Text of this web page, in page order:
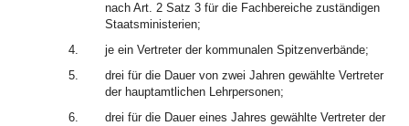
nach Art. 2 Satz 3 für die Fachbereiche zuständigen
Staatsministerien;
4.
je ein Vertreter der kommunalen Spitzenverbände;
5.
drei für die Dauer von zwei Jahren gewählte Vertreter
der hauptamtlichen Lehrpersonen;
6.
drei für die Dauer eines Jahres gewählte Vertreter der